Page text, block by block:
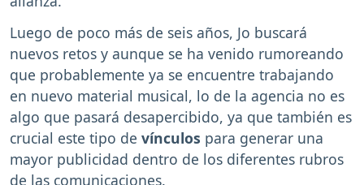
Luego de poco más de seis años, Jo buscará
nuevos retos y aunque se ha venido rumoreando
que probablemente ya se encuentre trabajando
en nuevo material musical, lo de la agencia no es
algo que pasará desapercibido, ya que también es
crucial este tipo de vínculos para generar una
mayor publicidad dentro de los diferentes rubros
de las comunicaciones.